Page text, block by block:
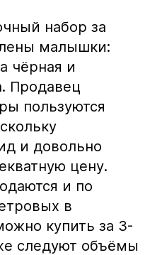
набор за
малышки:
чёрная и
Продавец
пользуются
и довольно
цену.
и по
в
купить за 3-
следуют объёмы